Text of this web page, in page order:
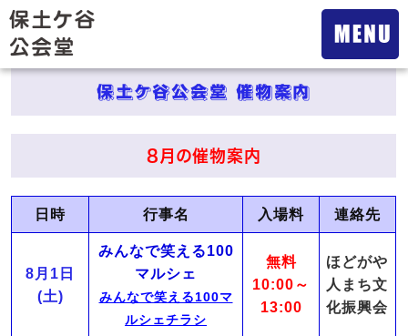
保土ケ谷公会堂 催物案内
8月の催物案内
日時 行事名 入場料 連絡先
8月1日
(土)
みんなで笑える100
マルシェ
みんなで笑える100マ
ルシェチラシ
無料
10:00～
13:00
ほどがや
人まち文
化振興会